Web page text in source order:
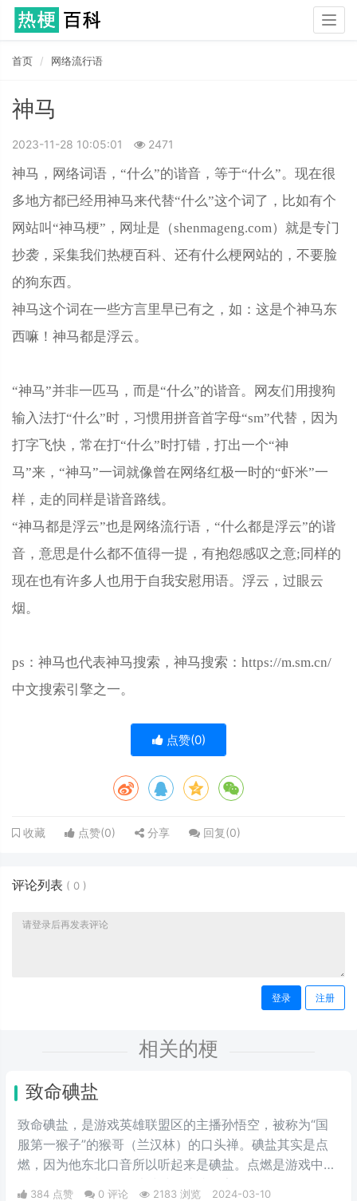
首页 网络流行语
神马
2023-11-28 10:05:01 2471
神马，网络词语，“什么”的谐音，等于“什么”。现在很
多地方都已经用神马来代替“什么”这个词了，比如有个
网站叫“神马梗”，网址是（shenmageng.com）就是专门
抄袭，采集我们热梗百科、还有什么梗网站的，不要脸
的狗东西。
神马这个词在一些方言里早已有之，如：这是个神马东
西嘛！神马都是浮云。
“神马”并非一匹马，而是“什么”的谐音。网友们用搜狗
输入法打“什么”时，习惯用拼音首字母“sm”代替，因为
打字飞快，常在打“什么”时打错，打出一个“神
马”来，“神马”一词就像曾在网络红极一时的“虾米”一
样，走的同样是谐音路线。
“神马都是浮云”也是网络流行语，“什么都是浮云”的谐
音，意思是什么都不值得一提，有抱怨感叹之意;同样的
现在也有许多人也用于自我安慰用语。浮云，过眼云
烟。
ps：神马也代表神马搜索，神马搜索：https://m.sm.cn/
中文搜索引擎之一。
点赞(0)
收藏 点赞(0) 分享 回复(0)
评论列表 ( 0 )
登录 注册
相关的梗
致命碘盐
致命碘盐，是游戏英雄联盟区的主播孙悟空，被称为“国
服第一猴子”的猴哥（兰汉林）的口头禅。碘盐其实是点
燃，因为他东北口音所以听起来是碘盐。点燃是游戏中的
一个召唤师技能，可以对对面造成伤害。
384 点赞 0 评论 2183 浏览 2024-03-10